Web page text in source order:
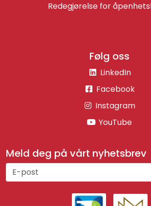
Meld deg på vårt nyhetsbrev
Redegjørelse for
Følg oss
LinkedIn
Facebook
Instagram
YouTube